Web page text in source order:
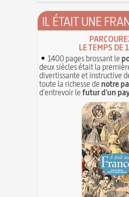
IL ÉTAIT UNE
LE TEMPS DE
1400 pages brossant le
deux siècles était la
divertissante et instructive
toute la richesse denotre
d'entrevoir lefutur d'un